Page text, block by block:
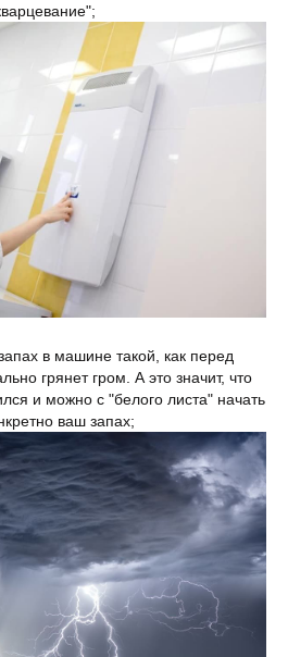
в машине такой, как перед
грянет гром. А это значит, что
и можно с "белого листа" начать
ваш запах;